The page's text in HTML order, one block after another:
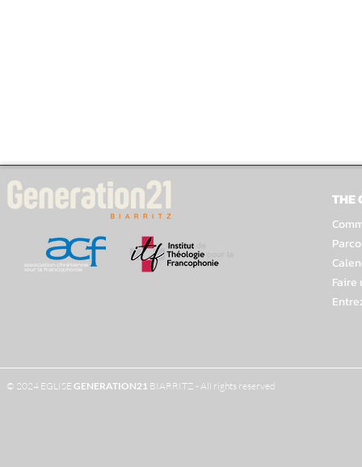
THE
Faire
© 2024 EGLISE GENERATION21 BIARRITZ - All rights reserved